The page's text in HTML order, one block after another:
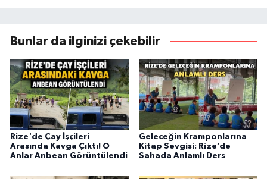
Bunlar da ilginizi çekebilir
Rize'de Çay İşçileri
Arasında Kavga Çıktı! O
Anlar Anbean Görüntülendi
Geleceğin Kramponlarına
Kitap Sevgisi: Rize’de
Sahada Anlamlı Ders